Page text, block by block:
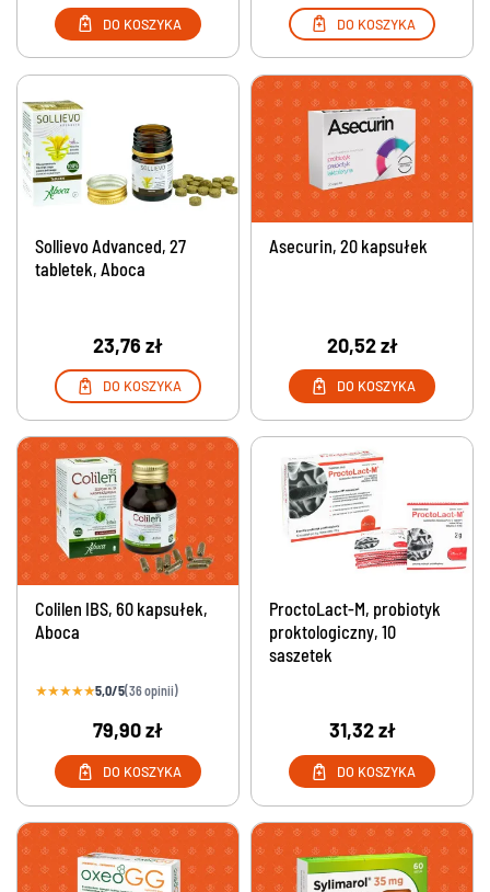
DO KOSZYKA DO KOSZYKA
Sollievo Advanced, 27
tabletek, Aboca
23,76 zł
DO KOSZYKA
Asecurin, 20 kapsułek
20,52 zł
DO KOSZYKA
Colilen IBS, 60 kapsułek,
Aboca
★★★★★5,0/5(36 opinii)
79,90 zł
DO KOSZYKA
ProctoLact-M, probiotyk
proktologiczny, 10
saszetek
31,32 zł
DO KOSZYKA